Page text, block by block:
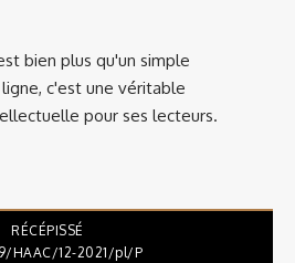
bien plus qu'un simple
c'est une véritable
pour ses lecteurs.
RÉCÉPISSÉ
HAAC/12-2021/pl/P